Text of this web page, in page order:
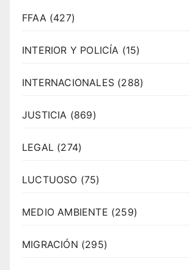
FFAA(427)
INTERIOR Y POLICÍA (15)
INTERNACIONALES (288)
JUSTICIA (869)
LEGAL (274)
LUCTUOSO (75)
MEDIO AMBIENTE (259)
MIGRACIÓN (295)